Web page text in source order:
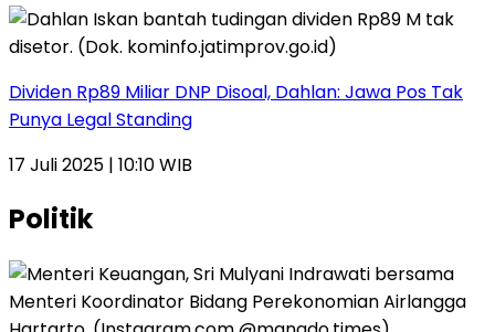
Dividen Rp89 Miliar DNP Disoal, Dahlan: Jawa Pos Tak
Punya Legal Standing
17 Juli 2025 | 10:10 WIB
Politik